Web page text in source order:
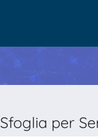
Sfoglia per